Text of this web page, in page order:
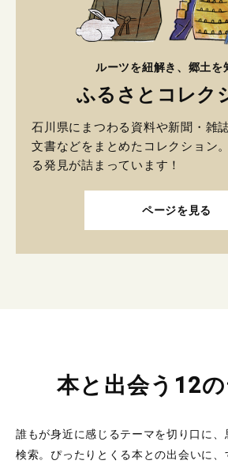
ルーツを紐解き、郷土を
ふるさとコレク
石川県にまつわる資料や新聞・雑
文書などをまとめたコレクション
る発見が詰まっています！
ページを見る
本と出会う12
誰もが身近に感じるテーマを切り口に
検索。 ぴったりとくる本との出会いに